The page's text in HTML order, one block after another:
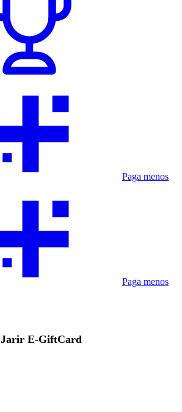
Paga menos
Paga menos
Jarir E-GiftCard